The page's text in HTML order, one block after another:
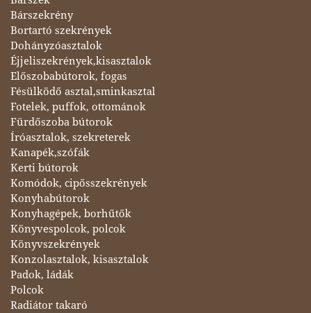
Bárszekrény
Bortartó szekrények
Dohányzóasztalok
Éjjeliszekrények,kisasztalok
Előszobabútorok, fogas
Fésülködő asztal,sminkasztal
Fotelek, puffok, ottománok
Fürdőszoba bútorok
Íróasztalok, szekreterek
Kanapék,szófák
Kerti bútorok
Komódok, cipősszekrények
Konyhabútorok
Konyhagépek, borhűtők
Könyvespolcok, polcok
Könyvszekrények
Konzolasztalok, kisasztalok
Padok, ládák
Polcok
Radiátor takaró